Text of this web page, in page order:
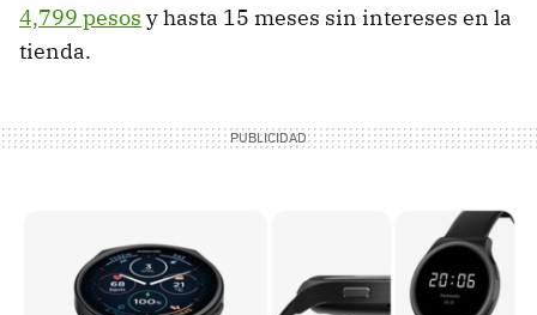
4,799 pesos y hasta 15 meses sin intereses en la
tienda.